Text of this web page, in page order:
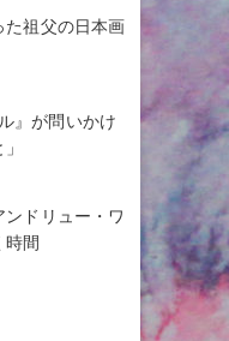
た祖父の日本画
』が問いかけ
ドリュー・ワ
時間